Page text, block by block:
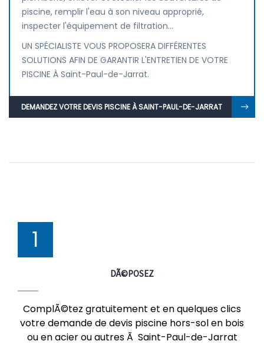
piscine, remplir l'eau à son niveau approprié,
inspecter l'équipement de filtration...
UN SPÉCIALISTE VOUS PROPOSERA DIFFÉRENTES
SOLUTIONS AFIN DE GARANTIR L'ENTRETIEN DE VOTRE
PISCINE À Saint-Paul-de-Jarrat.
DEMANDEZ VOTRE DEVIS PISCINE À SAINT-PAUL-DE-JARRAT
1
DÃ©POSEZ
ComplÃ©tez gratuitement et en quelques clics
votre demande de devis piscine hors-sol en bois
ou en acier ou autres Ã Saint-Paul-de-Jarrat